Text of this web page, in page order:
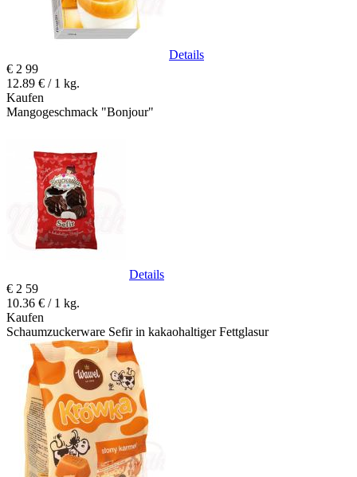
Details
€ 2 99
12.89 € / 1 kg.
Kaufen
Mangogeschmack "Bonjour"
Details
€ 2 59
10.36 € / 1 kg.
Kaufen
Schaumzuckerware Sefir in kakaohaltiger Fettglasur